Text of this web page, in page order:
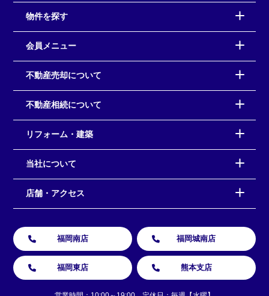
物件を探す
会員メニュー
不動産売却について
不動産相続について
リフォーム・建築
当社について
店舗・アクセス
福岡南店 福岡城南店
福岡東店 熊本支店